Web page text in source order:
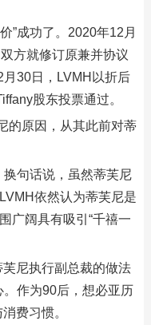
”成功了。2020年12月
方就修订原兼并协议
30日，LVMH以折后
股东投票通过。
的原因，从其此前对蒂
换句话说，虽然蒂芙尼
依然认为蒂芙尼是
广阔具有吸引“千禧一
尼执行副总裁的做法
。作为90后，想必亚历
费习惯。